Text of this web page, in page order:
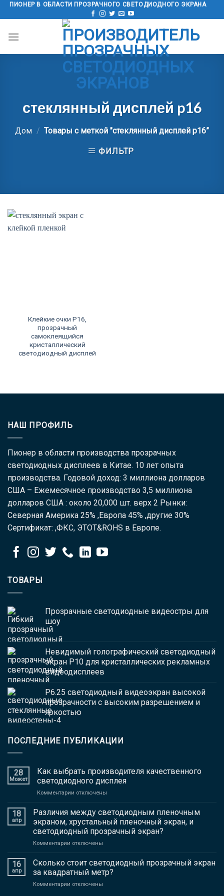
перейти
к
ПИОНЕР В ОБЛАСТИ ПРОЗРАЧНОГО СВЕТОДИОДНОГО ЭКРАНА
стеклянный дисплей p16
Дом / Товары с меткой "стеклянный дисплей p16”
ФИЛЬТР
Клейкие очки P16,
прозрачный
самоклеящийся
кристаллический
светодиодный дисплей
НАШ ПРОФИЛЬ
Пионер в области производства прозрачных
светодиодных дисплеев в Китае. 10 лет опыта
производства. Годовой доход: 3 миллиона долларов
США – Ежемесячное производство 3,5 миллиона
долларов США : около 20,000 шт. верх 2 Рынки:
Северная Америка 25% ,Европа 45% ,другие 30%
Сертификат: ,ФКС, ЭТОТ&ROHS в Европе.
ТОВАРЫ
Прозрачные светодиодные видеостры для
шоу
Невидимый голографический светодиодный
экран P10 для кристаллических рекламных
видеодисплеев
P6.25 светодиодный видеоэкран высокой
прозрачности с высоким разрешением и
яркостью
ПОСЛЕДНИЕ ПУБЛИКАЦИИ
28
Может
Как выбрать производителя качественного
светодиодного дисплея
Комментарии отключены
выбрать
производителя
качественного
светодиодного
18
апр
Различия между светодиодным пленочным
экраном, хрустальный пленочный экран, и
светодиодный прозрачный экран?
Комментарии отключены
между
светодиодным
пленочным
16
апр
Сколько стоит светодиодный прозрачный экран
за квадратный метр?
Комментарии отключены